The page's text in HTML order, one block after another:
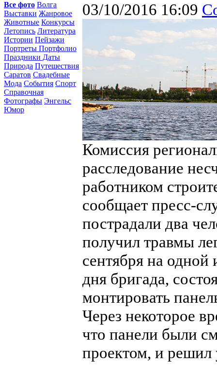
Все фото Волга
Выставки Жанровое
Животные Конкурсы
Летопись Литература
Истории Пейзажи
Портреты Портфолио
Праздники Даты
Природа Путешествия
Саратов Свадебные
Мода События Спорт
Справочная
Фотографы Энгельс
Юмор
03/10/2016 16:09
Комиссия
расследование
работником
сообщает пресс-
пострадали два
получил травмы
сентября на одной
дня бригада,
монтировать
Через некоторое
что панели были
проектом, и решил